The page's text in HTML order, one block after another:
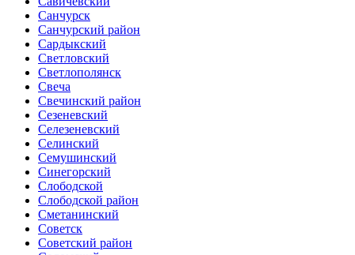
Санчурск
Санчурский район
Сардыкский
Светловский
Светлополянск
Свеча
Свечинский район
Сезеневский
Селезеневский
Селинский
Семушинский
Синегорский
Слободской
Слободской район
Сметанинский
Советск
Советский район